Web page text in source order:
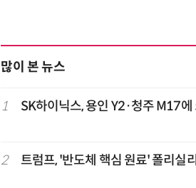
많이 본 뉴스
1 SK하이닉스, 용인 Y2·청주 M17
2 트럼프, '반도체 핵심 원료' 폴리실